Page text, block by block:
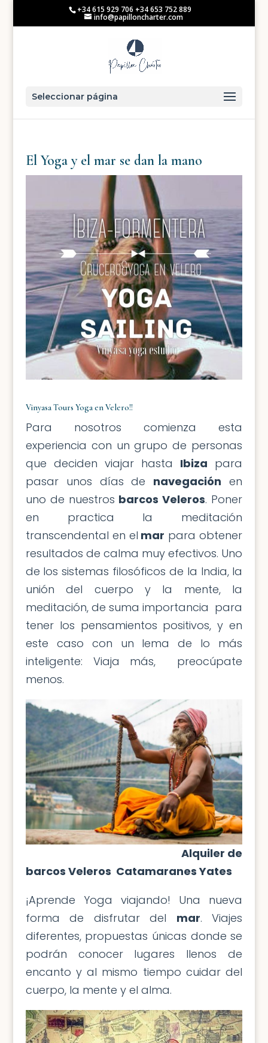
+34 615 929 706 +34 653 752 889
info@papilloncharter.com
Seleccionar página
El Yoga y el mar se dan la mano
Vinyasa Tours Yoga en Velero!!
Para nosotros comienza esta
experiencia con un grupo de personas
que deciden viajar hasta Ibiza para
pasar unos días de navegación en
uno de nuestros barcos Veleros. Poner
en practica la meditación
transcendental en el mar para obtener
resultados de calma muy efectivos. Uno
de los sistemas filosóficos de la India, la
unión del cuerpo y la mente, la
meditación, de suma importancia para
tener los pensamientos positivos, y en
este caso con un lema de lo más
inteligente: Viaja más, preocúpate
menos.
Alquiler de
barcos Veleros Catamaranes Yates
¡Aprende Yoga viajando! Una nueva
forma de disfrutar del mar. Viajes
diferentes, propuestas únicas donde se
podrán conocer lugares llenos de
encanto y al mismo tiempo cuidar del
cuerpo, la mente y el alma.